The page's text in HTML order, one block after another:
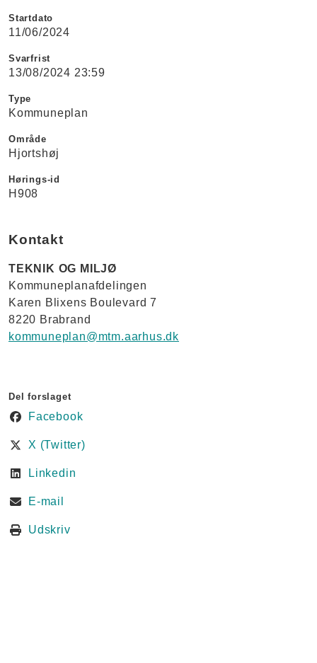
Startdato
11/06/2024
Svarfrist
13/08/2024 23:59
Type
Kommuneplan
Område
Hjortshøj
Hørings-id
H908
Kontakt
TEKNIK OG MILJØ
Kommuneplanafdelingen
Karen Blixens Boulevard 7
8220 Brabrand
kommuneplan@mtm.aarhus.dk
Del forslaget
Facebook
X (Twitter)
Linkedin
E-mail
Udskriv